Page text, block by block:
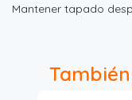
Mantener tapado